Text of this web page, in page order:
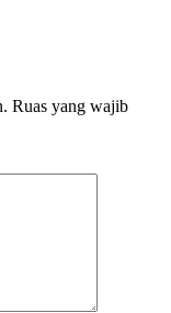
Ruas yang wajib